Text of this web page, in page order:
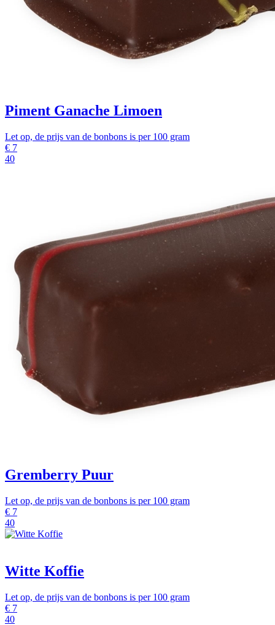
Piment Ganache Limoen
Let op, de prijs van de bonbons is per 100 gram
€ 7
40
Gremberry Puur
Let op, de prijs van de bonbons is per 100 gram
€ 7
40
Witte Koffie
Let op, de prijs van de bonbons is per 100 gram
€ 7
40